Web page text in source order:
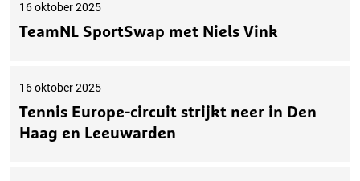
16 oktober 2025
TeamNL SportSwap met Niels Vink
16 oktober 2025
Tennis Europe-circuit strijkt neer in Den
Haag en Leeuwarden